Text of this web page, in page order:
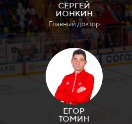
СЕРГЕЙ
ИОНКИН
Главный доктор
ЕГОР
ТОМИН